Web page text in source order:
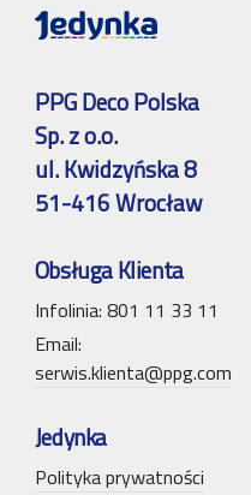
PPG Deco Polska
Sp. z o.o.
ul. Kwidzyńska 8
51-416 Wrocław
Obsługa Klienta
Infolinia: 801 11 33 11
Email:
serwis.klienta@ppg.com
Jedynka
Polityka prywatności